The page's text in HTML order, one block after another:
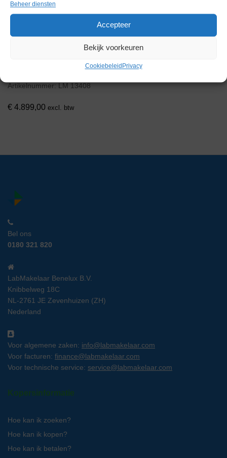
Beheer diensten
Accepteer
Bekijk voorkeuren
Cookiebeleid Privacy
Artikelnummer: LM 13408
€ 4.899,00 excl. btw
Bel ons
0180 321 820
LabMakelaar Benelux B.V.
Knibbelweg 18C
NL-2761 JE Zevenhuizen (ZH)
Nederland
Voor algemene zaken: info@labmakelaar.com
Voor facturen: finance@labmakelaar.com
Voor technische service: service@labmakelaar.com
Kopersinformatie
Hoe kan ik zoeken?
Hoe kan ik kopen?
Hoe kan ik betalen?